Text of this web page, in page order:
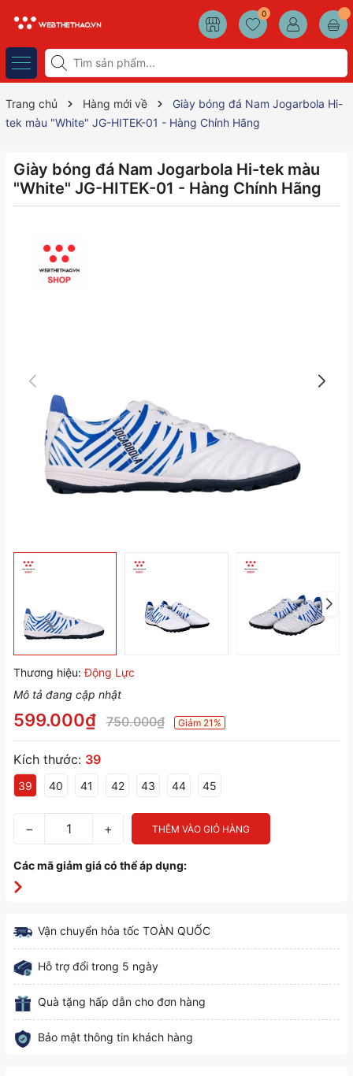
0
Trang chủ Hàng mới về
Giày bóng đá Nam Jogarbola Hi-
tek màu "White" JG-HITEK-01 - Hàng Chính Hãng
Giày bóng đá Nam Jogarbola Hi-tek màu
"White" JG-HITEK-01 - Hàng Chính Hãng
Thương hiệu: Động Lực
Mô tả đang cập nhật
599.000₫ 750.000₫ Giảm 21%
Kích thước: 39
39 40 41 42 43 44 45
− + THÊM VÀO GIỎ HÀNG
Các mã giảm giá có thể áp dụng:
Vận chuyển hỏa tốc TOÀN QUỐC
Hỗ trợ đổi trong 5 ngày
Quà tặng hấp dẫn cho đơn hàng
Bảo mật thông tin khách hàng